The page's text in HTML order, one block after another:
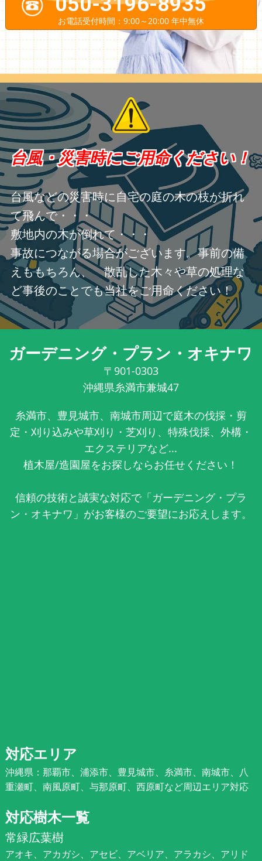
お電話受付時間：9:00～20:00 年中無休
台風・災害時にご用命ください！
台風などの災害時に自宅の庭の木の枝が折れ
て飛んで・・・
敷地内の木が倒れて・・・
事故につながる場合がございます。事前の備
えももちろん、 散乱した木々や草の処理な
ど事後のことでも当社をご用命ください！
ガーデニング・プラン・オキナワ
〒901-0303
沖縄県糸満市兼城47
糸満市、豊見城市、南城市周辺で庭木の伐採・剪
定・刈り込みや草刈り・芝刈り、特殊伐採、外構・
エクステリアなど...
植木屋/造園屋をお探しならお任せください！
信頼の技術と誠実な対応で「ガーデニング・プラ
ン・オキナワ」がお客様のご要望にお応えします。
対応エリア
沖縄県：那覇市、浦添市、豊見城市、糸満市、南城市、八
重瀬町、南風原町、与那原町、西原町など周辺エリア対応
対応樹木一覧
常緑広葉樹
アオキ、アカガシ、アセビ、アベリア、アラカシ、アリド